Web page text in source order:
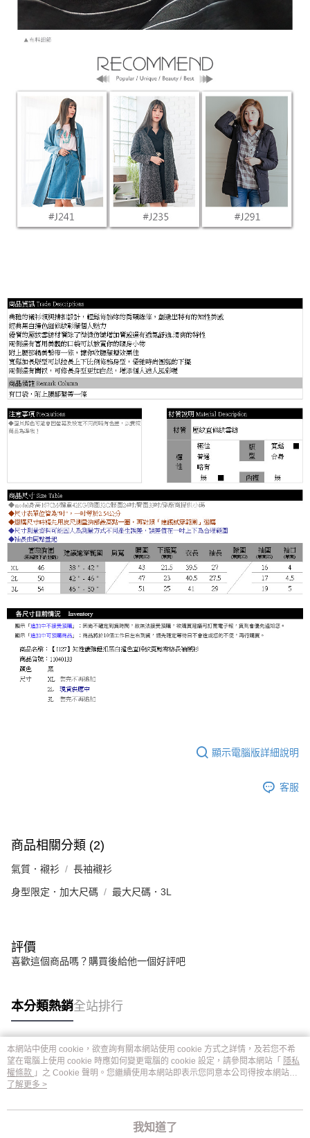
顯示電腦版詳細說明
客服
商品相關分類 (2)
氣質．襯衫 長袖襯衫
身型限定．加大尺碼 最大尺碼．3L
評價
喜歡這個商品嗎？購買後給他一個好評吧
本分類熱銷全站排行
熱門標籤
本網站中使用 cookie，欲查詢有關本網站使用 cookie 方式之詳情，及若您不希
望在電腦上使用 cookie 時應如何變更電腦的 cookie 設定，請參閱本網站「 隱私
權條款 」之 Cookie 聲明。您繼續使用本網站即表示您同意本公司得按本網站使
用條款之 Cookie 聲明使用 cookie。
了解更多 >
我知道了